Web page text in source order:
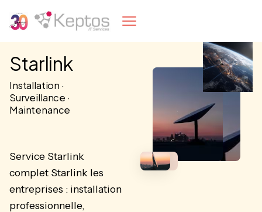
Starlink
Installation ·
Surveillance ·
Maintenance
Service Starlink
complet Starlink les
entreprises : installation
professionnelle,